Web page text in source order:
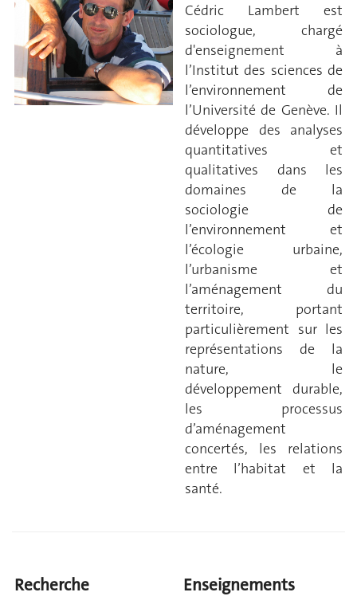
Cédric Lambert est
sociologue, chargé
d'enseignement à
l’Institut des sciences de
l’environnement de
l’Université de Genève. Il
développe des analyses
quantitatives et
qualitatives dans les
domaines de la
sociologie de
l’environnement et
l’écologie urbaine,
l’urbanisme et
l’aménagement du
territoire, portant
particulièrement sur les
représentations de la
nature, le
développement durable,
les processus
d’aménagement
concertés, les relations
entre l’habitat et la
santé.
Recherche Enseignements